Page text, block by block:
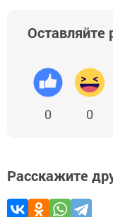
Оставляйте
0 0
Расскажите